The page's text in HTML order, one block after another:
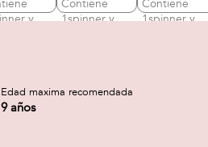
Edad maxima recomendada
9 años